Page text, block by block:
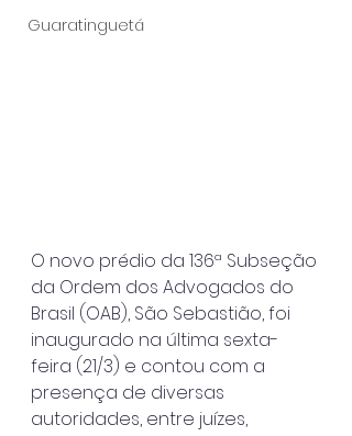
Guaratinguetá
O novo prédio da 136ª Subseção
da Ordem dos Advogados do
Brasil (OAB), São Sebastião, foi
inaugurado na última sexta-
feira (21/3) e contou com a
presença de diversas
autoridades, entre juízes,